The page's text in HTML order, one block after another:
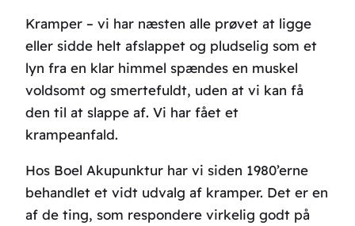
Kramper – vi har næsten alle prøvet at ligge
eller sidde helt afslappet og pludselig som et
lyn fra en klar himmel spændes en muskel
voldsomt og smertefuldt, uden at vi kan få
den til at slappe af. Vi har fået et
krampeanfald.
Hos Boel Akupunktur har vi siden 1980’erne
behandlet et vidt udvalg af kramper. Det er en
af de ting, som respondere virkelig godt på